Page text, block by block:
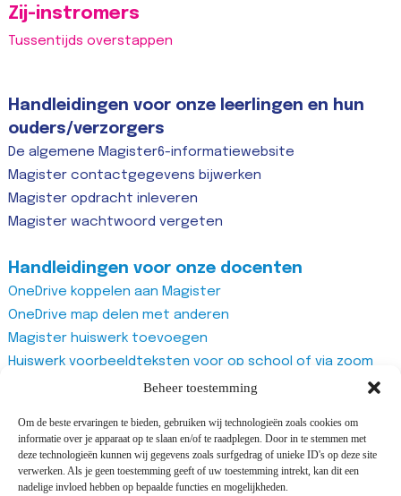
Beheer toestemming
Om de beste ervaringen te bieden, gebruiken wij technologieën zoals cookies om
informatie over je apparaat op te slaan en/of te raadplegen. Door in te stemmen met
deze technologieën kunnen wij gegevens zoals surfgedrag of unieke ID's op deze site
verwerken. Als je geen toestemming geeft of uw toestemming intrekt, kan dit een
nadelige invloed hebben op bepaalde functies en mogelijkheden.
Zij-instromers
Tussentijds overstappen
Handleidingen voor onze leerlingen en hun
ouders/verzorgers
De algemene Magister6-informatiewebsite
Magister contactgegevens bijwerken
Magister opdracht inleveren
Magister wachtwoord vergeten
Handleidingen voor onze docenten
OneDrive koppelen aan Magister
OneDrive map delen met anderen
Magister huiswerk toevoegen
Huiswerk voorbeeldteksten voor op school of via zoom
Magister studiewijzers
Magister docentenhandleiding algemeen
Zoom account aanmaken
Zoom recurring meeting aanmaken